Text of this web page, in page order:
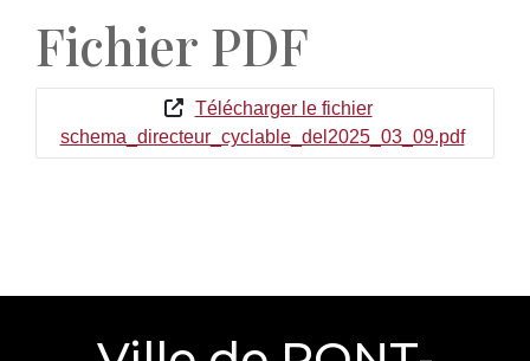
Fichier PDF
Télécharger le fichier
schema_directeur_cyclable_del2025_03_09.pdf